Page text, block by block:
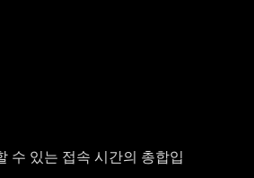
수 있는 접속 시간의 총합입